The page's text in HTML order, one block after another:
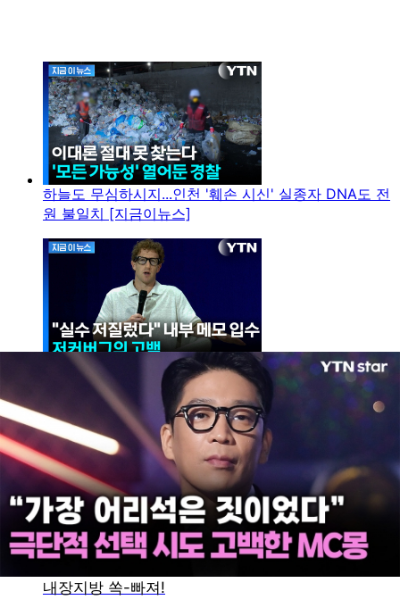
하늘도 무심하시지...인천 '훼손 시신' 실종자 DNA도 전
원 불일치 [지금이뉴스]
사정없는 칼바람 휘두르더니...저커버그 "AI 전환서 실
수" 고백 [지금이뉴스]